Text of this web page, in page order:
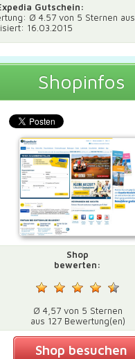
Gutschein:
Ø 4.57 von 5 Sternen aus
16.03.2015
Shopinfos
Shop
bewerten:
Ø 4,57 von 5 Sternen
aus 127 Bewertung(en)
Shop besuchen